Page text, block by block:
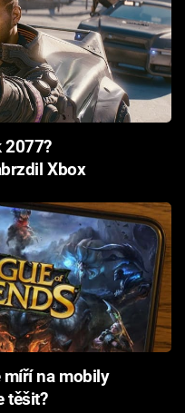
2077?
Xbox
míří na mobily
těšit?